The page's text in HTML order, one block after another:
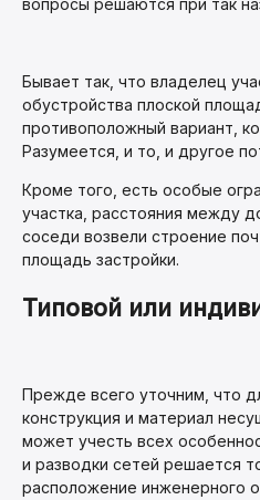
вопросы решаются при так
Бывает так, что владелец
обустройства плоской
противоположный вариант,
Разумеется, и то, и другое
Кроме того, есть особые
участка, расстояния между
соседи возвели строение
площадь застройки.
Типовой или
Прежде всего уточним, что
конструкция и материал
может учесть всех
и разводки сетей решается
расположение инженерного